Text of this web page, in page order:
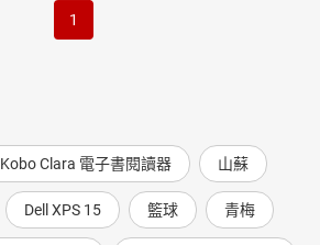
1
Kobo Clara 電子書閱讀器 山蘇
Dell XPS 15 籃球 青梅